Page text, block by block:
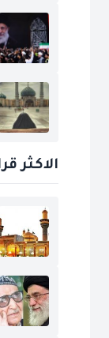
الاكثر